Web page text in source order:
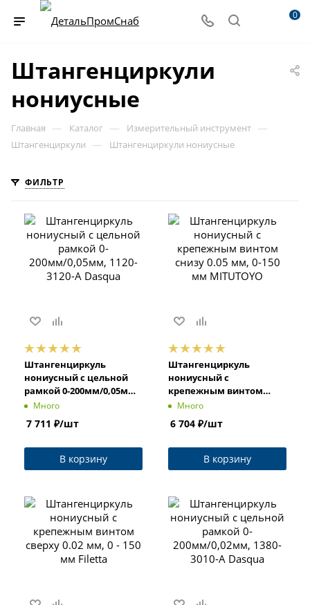
0
Штангенциркули
нониусные
Главная — Каталог — Измерительный инструмент —
Штангенциркули — Штангенциркули нониусные
ФИЛЬТР
Штангенциркуль
нониусный с цельной
рамкой 0-200мм/0,05мм,
1120-3120-A Dasqua
Много
7 711 ₽/шт
В корзину
Штангенциркуль
нониусный с
крепежным винтом
снизу 0.05 мм, 0-150 мм
MITUTOYO
Много
6 704 ₽/шт
В корзину